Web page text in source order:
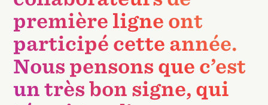
première ligne ont
participé cette année.
Nous pensons que c’est
un très bon signe, qui